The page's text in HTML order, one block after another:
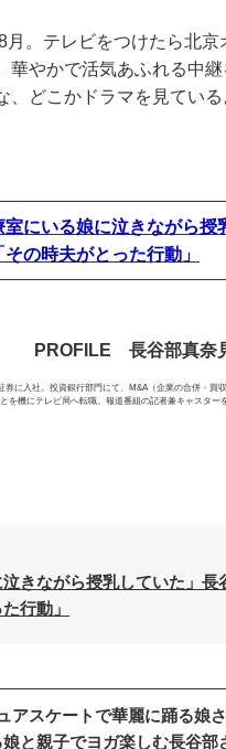
。テレビをつけたら北
華やかで活気あふれる中
、どこかドラマを見てい
室にいる娘に泣きながら
の時夫がとった行動」
PROFILE 長谷部真奈
に入社。投資銀行部門にて、M&A（企業の合併・買
を機にテレビ局へ転職。報道番組の記者兼キャスタ
泣きながら授乳していた」
行動」
アスケートで華麗に踊る娘
と親子でヨガ楽しむ長谷部